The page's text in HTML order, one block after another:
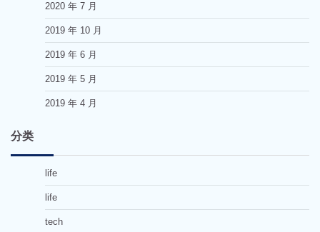
2020 年 7 月
2019 年 10 月
2019 年 6 月
2019 年 5 月
2019 年 4 月
分类
life
life
tech